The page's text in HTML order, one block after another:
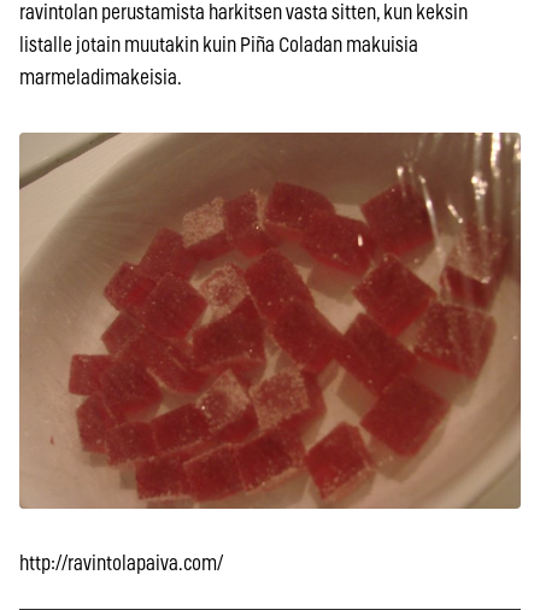
ravintolan perustamista harkitsen vasta sitten, kun keksin
listalle jotain muutakin kuin Piña Coladan makuisia
marmeladimakeisia.
http://ravintolapaiva.com/